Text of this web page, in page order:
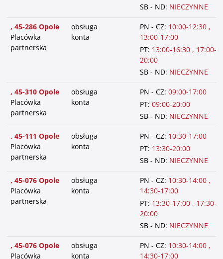
SB - ND: NIECZYNNE
, 45-286 Opole
Placówka
partnerska
obsługa
konta
PN - CZ: 10:00-12:30 ,
13:00-17:00
PT: 13:00-16:30 , 17:00-
20:00
SB - ND: NIECZYNNE
, 45-310 Opole
Placówka
partnerska
obsługa
konta
PN - CZ: 09:00-17:00
PT: 09:00-20:00
SB - ND: NIECZYNNE
, 45-111 Opole
Placówka
partnerska
obsługa
konta
PN - CZ: 10:30-17:00
PT: 13:30-20:00
SB - ND: NIECZYNNE
, 45-076 Opole
Placówka
partnerska
obsługa
konta
PN - CZ: 10:30-14:00 ,
14:30-17:00
PT: 13:30-17:00 , 17:30-
20:00
SB - ND: NIECZYNNE
, 45-076 Opole
Placówka
obsługa
konta
PN - CZ: 10:30-14:00 ,
14:30-17:00